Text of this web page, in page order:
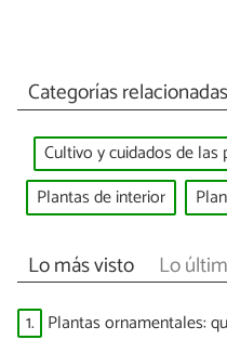
Categorías relacionadas
Cultivo y cuidados de las
Plantas de interior
Lo más visto Lo
1. Plantas ornamentales: